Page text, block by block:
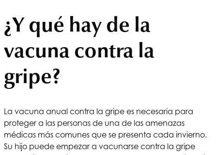
¿Y qué hay de la
vacuna contra la
gripe?
La vacuna anual contra la gripe es necesaria para
proteger a las personas de una de las amenazas
médicas más comunes que se presenta cada invierno.
Su hijo puede empezar a vacunarse contra la gripe